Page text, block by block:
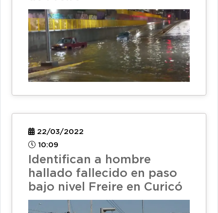
22/03/2022
10:09
Identifican a hombre
hallado fallecido en paso
bajo nivel Freire en Curicó